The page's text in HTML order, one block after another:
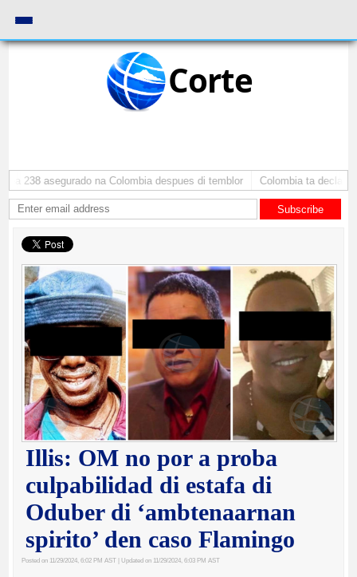
Corte
238 asegurado na Colombia despues di temblor Colombia ta declara
Subscribe
Illis: OM no por a proba
culpabilidad di estafa di
Oduber di ‘ambtenaarnan
spirito’ den caso Flamingo
Posted on 11/29/2024, 6:02 PM AST | Updated on 11/29/2024, 6:03 PM AST